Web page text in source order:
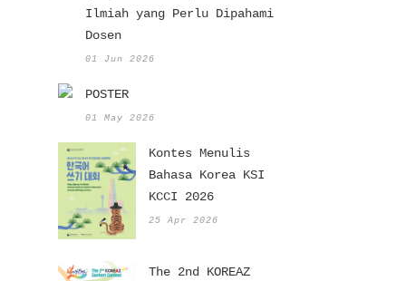
Ilmiah yang Perlu Dipahami
Dosen
01 Jun 2026
POSTER
01 May 2026
Kontes Menulis
Bahasa Korea KSI
KCCI 2026
25 Apr 2026
The 2nd KOREAZ